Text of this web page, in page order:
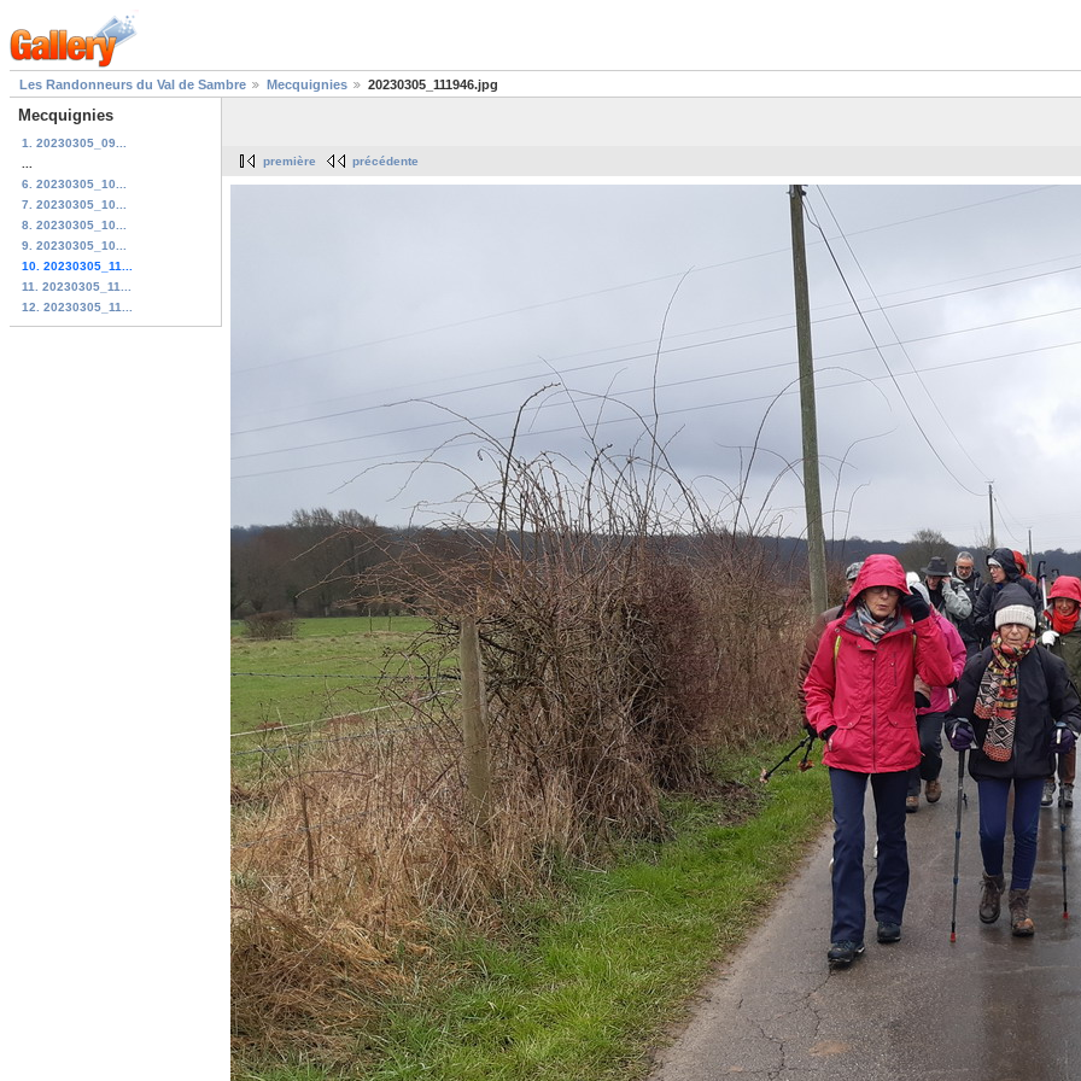
Les Randonneurs du Val de Sambre Mecquignies 20230305_111946.jpg
Mecquignies
1. 20230305_09...
6. 20230305_10...
7. 20230305_10...
8. 20230305_10...
9. 20230305_10...
10. 20230305_11...
11. 20230305_11...
12. 20230305_11...
première précédente